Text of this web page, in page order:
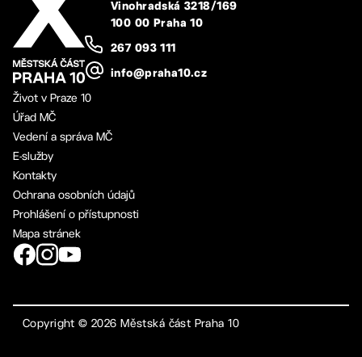
Vinohradská 3218/169
100 00 Praha 10
267 093 111
info@praha10.cz
Život v Praze 10
Úřad MČ
Vedení a správa MČ
E-služby
Kontakty
Ochrana osobních údajů
Prohlášení o přístupnosti
Mapa stránek
Copyright ©2026 Městská část Praha 10